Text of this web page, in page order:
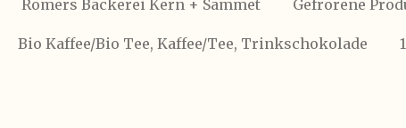
Romers Bäckerei Kern + Sammet Gefrorene
Bio Kaffee/Bio Tee, Kaffee/Tee, Trinkschokolade